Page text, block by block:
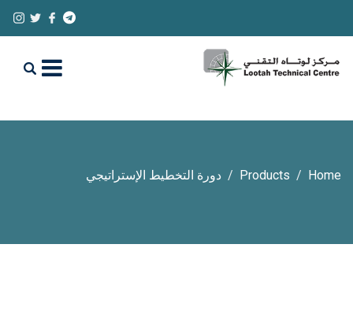
Home
Products دورة التخطيط الإستراتيجي